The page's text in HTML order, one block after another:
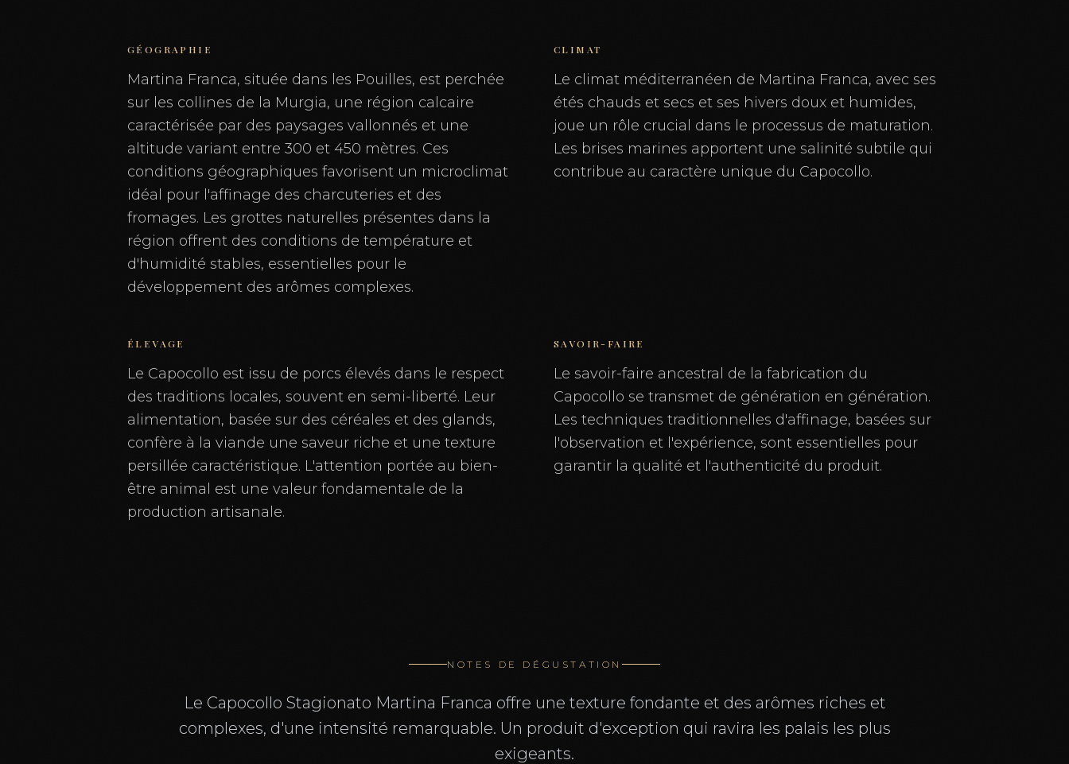
GÉOGRAPHIE
Martina Franca, située dans les Pouilles, est perchée
sur les collines de la Murgia, une région calcaire
caractérisée par des paysages vallonnés et une
altitude variant entre 300 et 450 mètres. Ces
conditions géographiques favorisent un microclimat
idéal pour l'affinage des charcuteries et des
fromages. Les grottes naturelles présentes dans la
région offrent des conditions de température et
d'humidité stables, essentielles pour le
développement des arômes complexes.
CLIMAT
Le climat méditerranéen de Martina Franca, avec ses
étés chauds et secs et ses hivers doux et humides,
joue un rôle crucial dans le processus de maturation.
Les brises marines apportent une salinité subtile qui
contribue au caractère unique du Capocollo.
ÉLEVAGE
Le Capocollo est issu de porcs élevés dans le respect
des traditions locales, souvent en semi-liberté. Leur
alimentation, basée sur des céréales et des glands,
confère à la viande une saveur riche et une texture
persillée caractéristique. L'attention portée au bien-
être animal est une valeur fondamentale de la
production artisanale.
SAVOIR-FAIRE
Le savoir-faire ancestral de la fabrication du
Capocollo se transmet de génération en génération.
Les techniques traditionnelles d'affinage, basées sur
l'observation et l'expérience, sont essentielles pour
garantir la qualité et l'authenticité du produit.
NOTES DE DÉGUSTATION
Le Capocollo Stagionato Martina Franca offre une texture fondante et des arômes riches et
complexes, d'une intensité remarquable. Un produit d'exception qui ravira les palais les plus
exigeants.